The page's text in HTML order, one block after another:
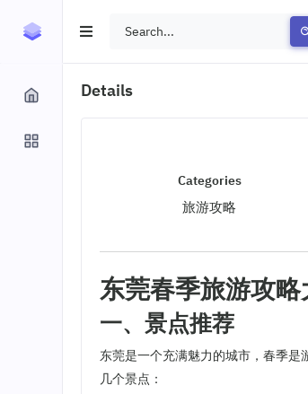
Details
Categories
旅游攻略
东莞春季旅游攻略
一、景点推荐
东莞是一个充满魅力的城市，春季
几个景点：